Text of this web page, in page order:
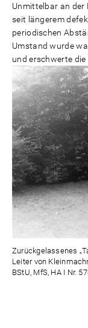
Unmittelbar an der
seit längerem
periodischen
Umstand wurde
und erschwerte die
Zurückgelassenes
Leiter von
BStU, MfS, HA I Nr.